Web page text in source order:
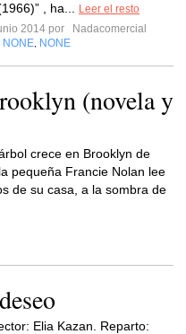
, ha...
Leer el resto
2014 por
Nadacomercial
NONE NONE
(novela y
crece en Brooklyn de
pequeña Francie Nolan lee
de su casa, a la sombra de
Elia Kazan. Reparto: